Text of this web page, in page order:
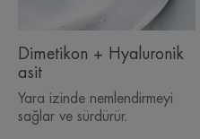
Dimetikon + Hyaluronik
asit
Yara izinde nemlendirmeyi
sağlar ve sürdürür.